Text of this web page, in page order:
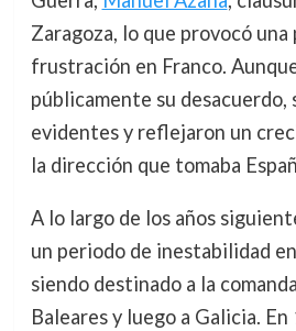
Zaragoza, lo que provocó
frustración en Franco.
públicamente su desacuerdo,
evidentes y reflejaron un
la dirección que tomaba
A lo largo de los años
un periodo de inestabilidad
siendo destinado a la
Baleares y luego a Galicia.